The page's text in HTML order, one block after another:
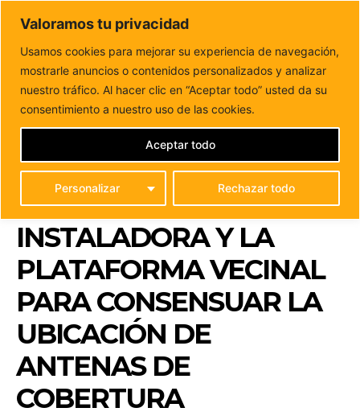
Valoramos tu privacidad
Usamos cookies para mejorar su experiencia de navegación,
mostrarle anuncios o contenidos personalizados y analizar
nuestro tráfico. Al hacer clic en “Aceptar todo” usted da su
consentimiento a nuestro uso de las cookies.
Personalizar Rechazar todo
Aceptar todo
DUNAS FM
Tu informacion de forma cercana
Inicio FUERTEVENTURA
El Ayuntamiento de Antigua
organiza una reunión entre la empresa instaladora y...
EL AYUNTAMIENTO DE
ANTIGUA ORGANIZA
UNA REUNIÓN ENTRE
LA EMPRESA
INSTALADORA Y LA
PLATAFORMA VECINAL
PARA CONSENSUAR LA
UBICACIÓN DE
ANTENAS DE
COBERTURA